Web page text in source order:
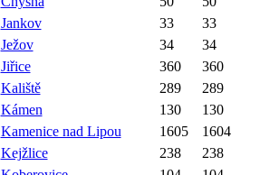
Jankov
33
33
Ježov
34
34
Jiřice
360
360
Kaliště
289
289
Kámen
130
130
Kamenice nad Lipou
1605
1604
Kejžlice
238
238